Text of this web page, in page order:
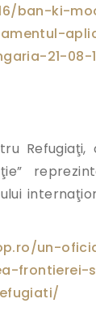
ban-ki-
21-08-
un-
frontierei-